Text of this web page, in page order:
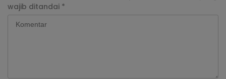
wajib ditandai *